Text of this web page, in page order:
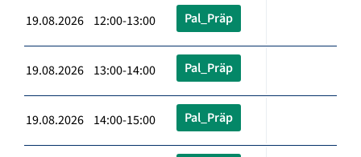
19.08.2026 12:00-13:00 Pal_Präp
19.08.2026 13:00-14:00 Pal_Präp
19.08.2026 14:00-15:00 Pal_Präp